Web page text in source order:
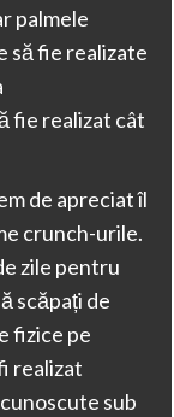
palmele
să fie realizate
fie realizat cât
de apreciat îl
crunch-urile.
zile pentru
scăpați de
fizice pe
realizat
sub